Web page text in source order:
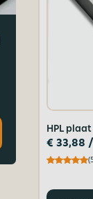
HPL plaat
€ 33,88